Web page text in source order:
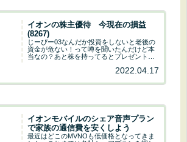
イオンの株主優待 今現在の損益
(8267)
じーぴー03なんだか投資をしないと老後の
資金が危ない！って噂を聞いたんだけど本
当なの？あと株を持ってるとプレゼントが
じーぴー01あまり噂に踊らされてはいけな
っている...
2022.04.17
イオンモバイルのシェア音声プラン
で家族の通信費を安くしよう
最近はどこのMVNOも低価格となってきま